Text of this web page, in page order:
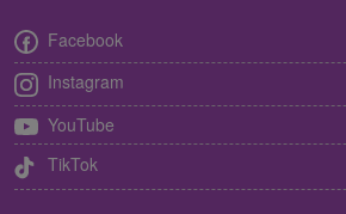
Facebook
Instagram
YouTube
TikTok